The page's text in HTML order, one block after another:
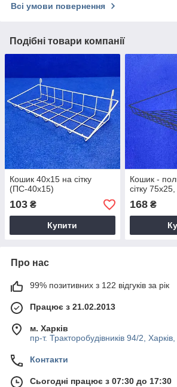
Всі умови повернення
Подібні товари компанії
Кошик 40х15 на сітку
(ПС-40х15)
103 ₴
Купити
Кошик -
сітку
168₴
Про нас
99% позитивних з 122 відгуків за рік
Працює з 21.02.2013
м. Харків
пр-т. Тракторобудівників 94/2,
Контакти
Сьогодні працює з 07:30 до 17:30